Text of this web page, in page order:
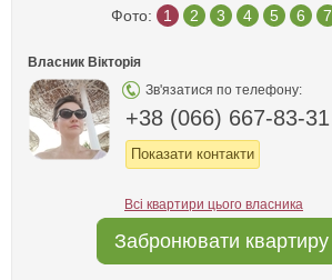
Фото: 1 2 3 4 5 6 7
Власник Вікторія
Зв'язатися по телефону:
+38 (066) 667-83-31
Показати контакти
Всі квартири цього власника
Забронювати квартиру